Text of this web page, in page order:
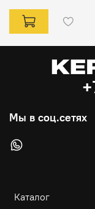
Мы в соц.сетях
Каталог